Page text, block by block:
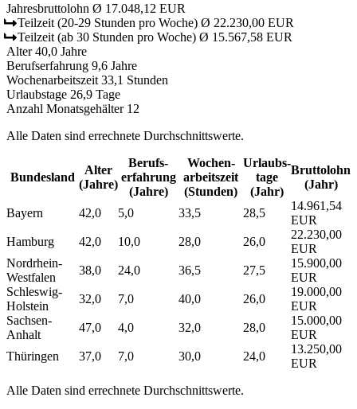
Jahresbruttolohn Ø 17.048,12 EUR
Teilzeit (20-29 Stunden pro Woche) Ø 22.230,00 EUR
Teilzeit (ab 30 Stunden pro Woche) Ø 15.567,58 EUR
Alter 40,0 Jahre
Berufserfahrung 9,6 Jahre
Wochenarbeitszeit 33,1 Stunden
Urlaubstage 26,9 Tage
Anzahl Monatsgehälter 12
Alle Daten sind errechnete Durchschnittswerte.
Bundesland
Alter
(Jahre)
Berufs­
erfahrung
(Jahre)
Wochen­
arbeitszeit
(Stunden)
Urlaubs­
tage
(Jahr)
Bruttolohn
(Jahr)
Bayern 42,0 5,0 33,5 28,5
14.961,54
EUR
Hamburg
42,0 10,0 28,0 26,0
22.230,00
EUR
Nordrhein-
Westfalen
38,0 24,0 36,5 27,5
15.900,00
EUR
Schleswig-
Holstein
32,0 7,0 40,0 26,0
19.000,00
EUR
Sachsen-
Anhalt
47,0 4,0 32,0 28,0
15.000,00
EUR
Thüringen
37,0 7,0 30,0 24,0
13.250,00
EUR
Alle Daten sind errechnete Durchschnittswerte.